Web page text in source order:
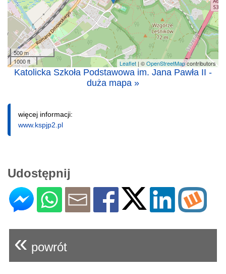
500 m
1000 ft
Leaflet | ©OpenStreetMapcontributors
Katolicka Szkoła Podstawowa im. Jana Pawła II -
duża mapa »
więcej informacji:
www.kspjp2.pl
Udostępnij
« powrót